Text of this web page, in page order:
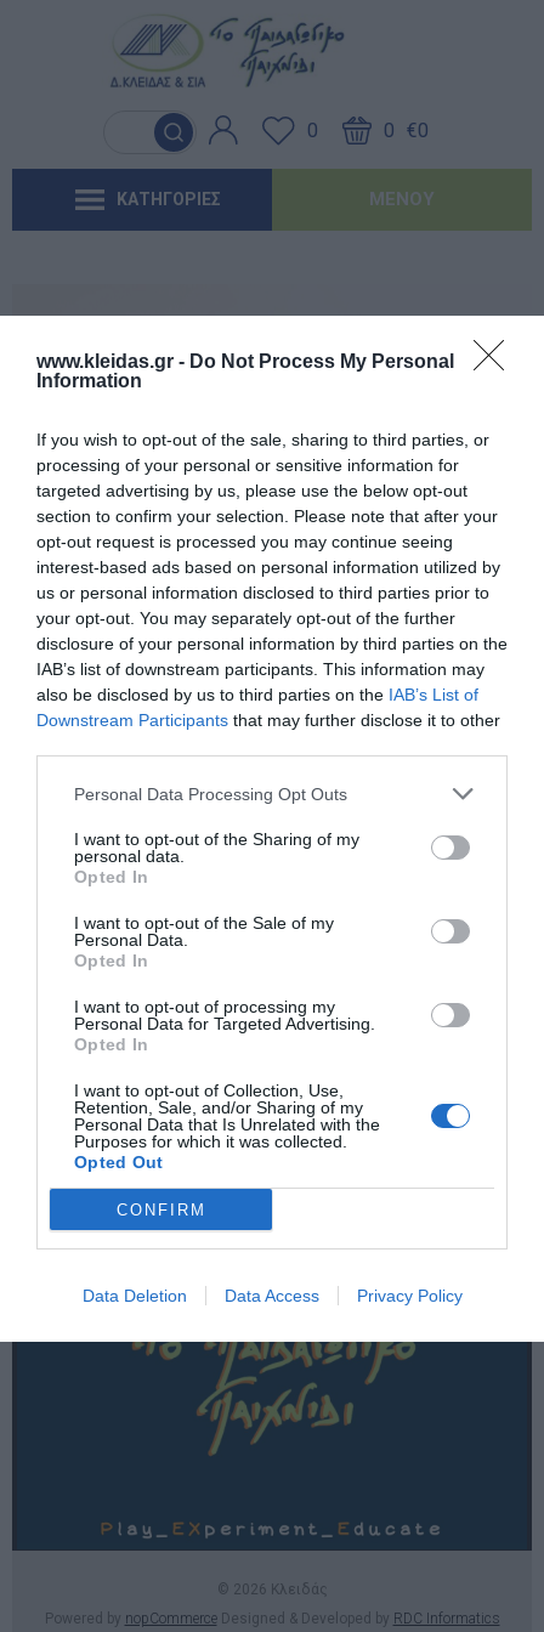
www.kleidas.gr - Do Not Process My Personal
Information
If you wish to opt-out of the sale, sharing to third parties, or
processing of your personal or sensitive information for
targeted advertising by us, please use the below opt-out
section to confirm your selection. Please note that after your
opt-out request is processed you may continue seeing
interest-based ads based on personal information utilized by
us or personal information disclosed to third parties prior to
your opt-out. You may separately opt-out of the further
disclosure of your personal information by third parties on the
IAB’s list of downstream participants. This information may
also be disclosed by us to third parties on the IAB’s List of
Downstream Participants that may further disclose it to other
Personal Data Processing Opt Outs
I want to opt-out of the Sharing of my
personal data.
Opted In
I want to opt-out of the Sale of my
Personal Data.
Opted In
I want to opt-out of processing my
Personal Data for Targeted Advertising.
Opted In
I want to opt-out of Collection, Use,
Retention, Sale, and/or Sharing of my
Personal Data that Is Unrelated with the
Purposes for which it was collected.
Opted Out
CONFIRM
Data Deletion Data Access Privacy Policy
0 0 €0
ΚΑΤΗΓΟΡΙΕΣ ΜΕΝΟΎ
Εγγεγραμμένος πελάτης
Θυμήσου με
Χρήσιμες σελίδες
E-SHOP
Επικοινωνία
© 2026 Κλειδάς
Powered by nopCommerceDesigned & Developed by RDC Informatics
Γλώσσα & Γραφή
Ανακαλύπτοντας τα Μαθηματικά
Φυσικές Επιστήμες
Λογοθεραπεία
Προβλήματα Όρασης
Βασικός εξοπλισμός & Μονάδες
Χειροτεχνία
Χορός & Θέατρο
Παιχνίδια Κήπου
Επαγγελματικές Παιδικές Χαρές
Συνθέσεις Παιδικής Χαράς για ΑμεΑ
Ιδέες για τα Χριστούγεννα
Ιδέες για τις Απόκριες
Ιδέες για το Πάσχα
Έντυπα-Βιβλία Παιδικών Σταθμων
Έντυπα-Βιβλία Νηπιαγωγείων
Έντυπα-Βιβλία Δημοτικών
'Έντυπα-Βιβλία Σχολικών Επιτροπών
Αναμνηστικά Νηπιαγωγείων